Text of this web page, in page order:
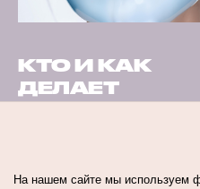
КТО И КАК
ДЕЛАЕТ
ПОДКАСТЕ R-
На нашем сайте мы используем